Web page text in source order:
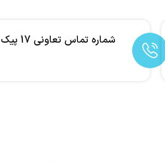
شماره تماس تعاونی 17 پیک صبا گلپایگان